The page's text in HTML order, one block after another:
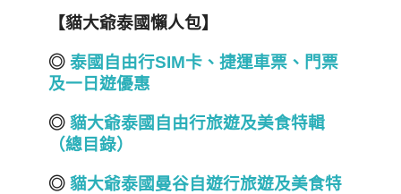
【貓大爺泰國懶人包】
◎ 泰國自由行SIM卡、捷運車票、門票
及一日遊優惠
◎ 貓大爺泰國自由行旅遊及美食特輯
（總目錄）
◎ 貓大爺泰國曼谷自遊行旅遊及美食特